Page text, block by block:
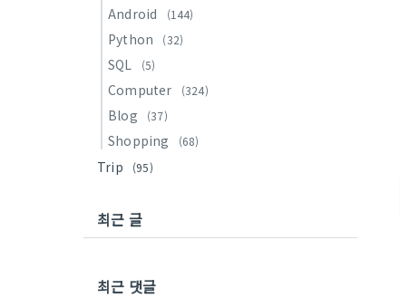
Android (144)
Python (32)
SQL (5)
Computer (324)
Blog (37)
Shopping (68)
Trip (95)
최근 글
최근 댓글